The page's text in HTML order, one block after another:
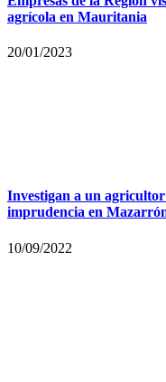
agrícola en Mauritania
20/01/2023
Investigan a un
imprudencia en
10/09/2022